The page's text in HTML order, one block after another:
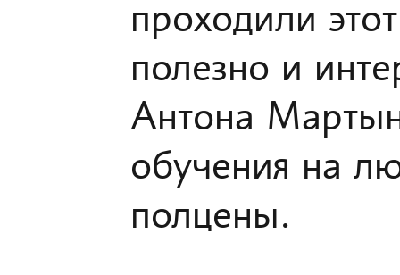
проходили
полезно и
Антона
обучения на
полцены.